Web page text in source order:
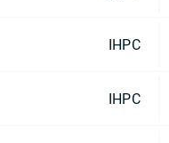
IHPC
IHPC